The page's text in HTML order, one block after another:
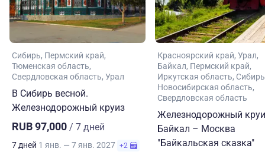
Сибирь Пермский край
Тюменская область
Свердловская область Урал
В Сибирь весной.
Железнодорожный круиз
RUB 97,000 / 7 дней
7 дней 1 янв. — 7 янв. 2027 +2
Красноярский край Урал
Байкал Пермский край
Иркутская область Сибирь
Новосибирская область
Свердловская область
Железнодорожный
Байкал – Москва
"Байкальская сказка"